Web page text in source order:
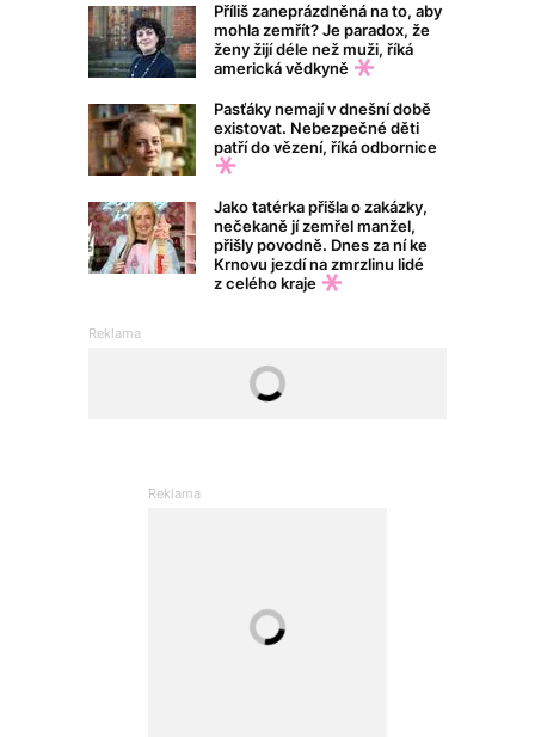
Příliš zaneprázdněná na to, aby
mohla zemřít? Je paradox, že
ženy žijí déle než muži, říká
americká vědkyně
Pasťáky nemají v dnešní době
existovat. Nebezpečné děti
patří do vězení, říká odbornice
Jako tatérka přišla o zakázky,
nečekaně jí zemřel manžel,
přišly povodně. Dnes za ní ke
Krnovu jezdí na zmrzlinu lidé
z celého kraje